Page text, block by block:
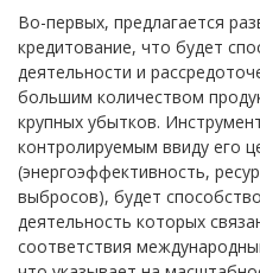
Во-первых, предлагается
кредитование, что будет
деятельности и
большим количеством
крупных убытков.
контролируемым ввиду его
(энергоэффективность,
выбросов), будет
деятельность которых
соответствия